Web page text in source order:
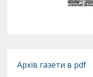
Архів газети в pdf